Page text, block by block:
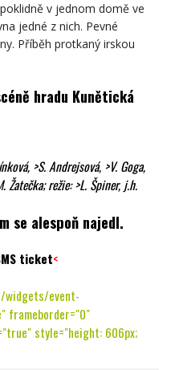
v jednom domě ve
jedné z nich. Pevné
Příběh protkaný irskou
hradu Kunětická
, >S. Andrejsová, >V. Goga,
Žatečka; režie:>L. Špiner, j.h.
se alespoň najedl.
ticket<
widgets/event-
frameborder="0"
style="height: 606px;